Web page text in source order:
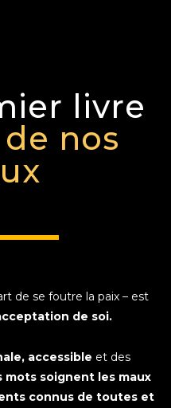
livre
nos
de se foutre la paix – est
de soi.
accessible et des
mots soignent les maux
connus de toutes et